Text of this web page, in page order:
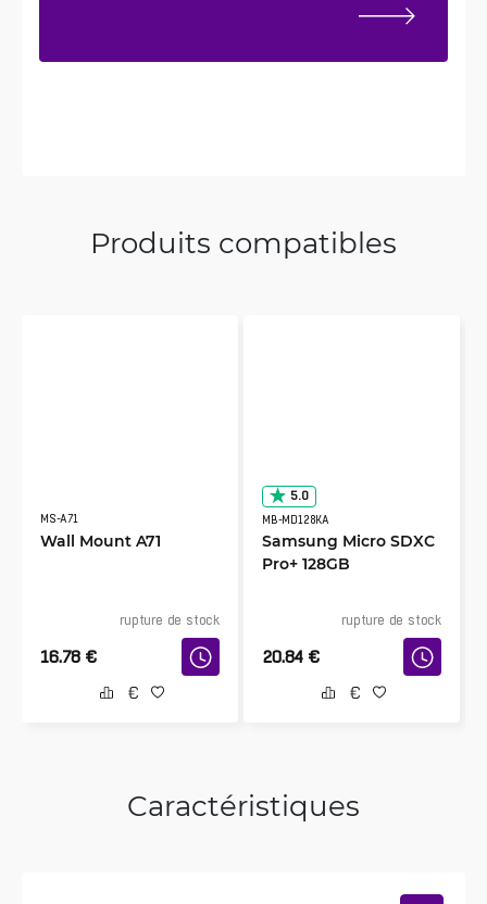
Produits compatibles
MS-A71
Wall Mount A71
rupture de stock
16.78 €
5.0
MB-MD128KA
Samsung Micro SDXC
Pro+ 128GB
rupture de stock
20.84 €
Caractéristiques